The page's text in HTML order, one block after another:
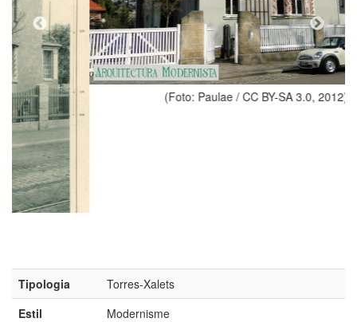
(Foto: Paulae / CC BY-SA 3.0, 2012)
Tipologia
Rudolf Schilling (any 1903)
Adreça Goethealle, 29